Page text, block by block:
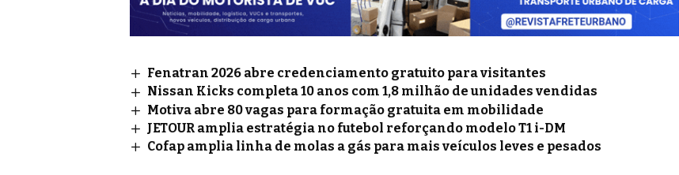
Fenatran 2026 abre credenciamento gratuito para visitantes
Nissan Kicks completa 10 anos com 1,8 milhão de unidades vendidas
Motiva abre 80 vagas para formação gratuita em mobilidade
JETOUR amplia estratégia no futebol reforçando modelo T1 i-DM
Cofap amplia linha de molas a gás para mais veículos leves e pesados